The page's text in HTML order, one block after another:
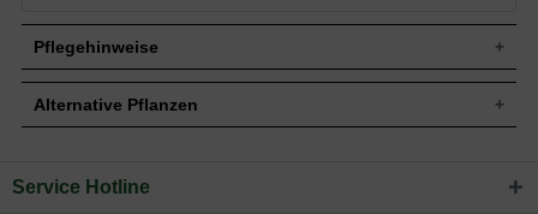
Pflegehinweise
Pflanz- und Pflegetipps Aruncus dioicus / Wald-
Alternative Pflanzen
Sie suchen eine Alternative?
Service Hotline